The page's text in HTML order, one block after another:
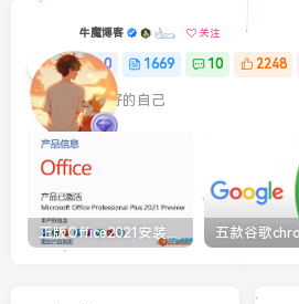
牛魔博客 关注
0 1669 10 2248
最最好的自己
正版Office2021安装与激活图解教程 利用工具office tool plus